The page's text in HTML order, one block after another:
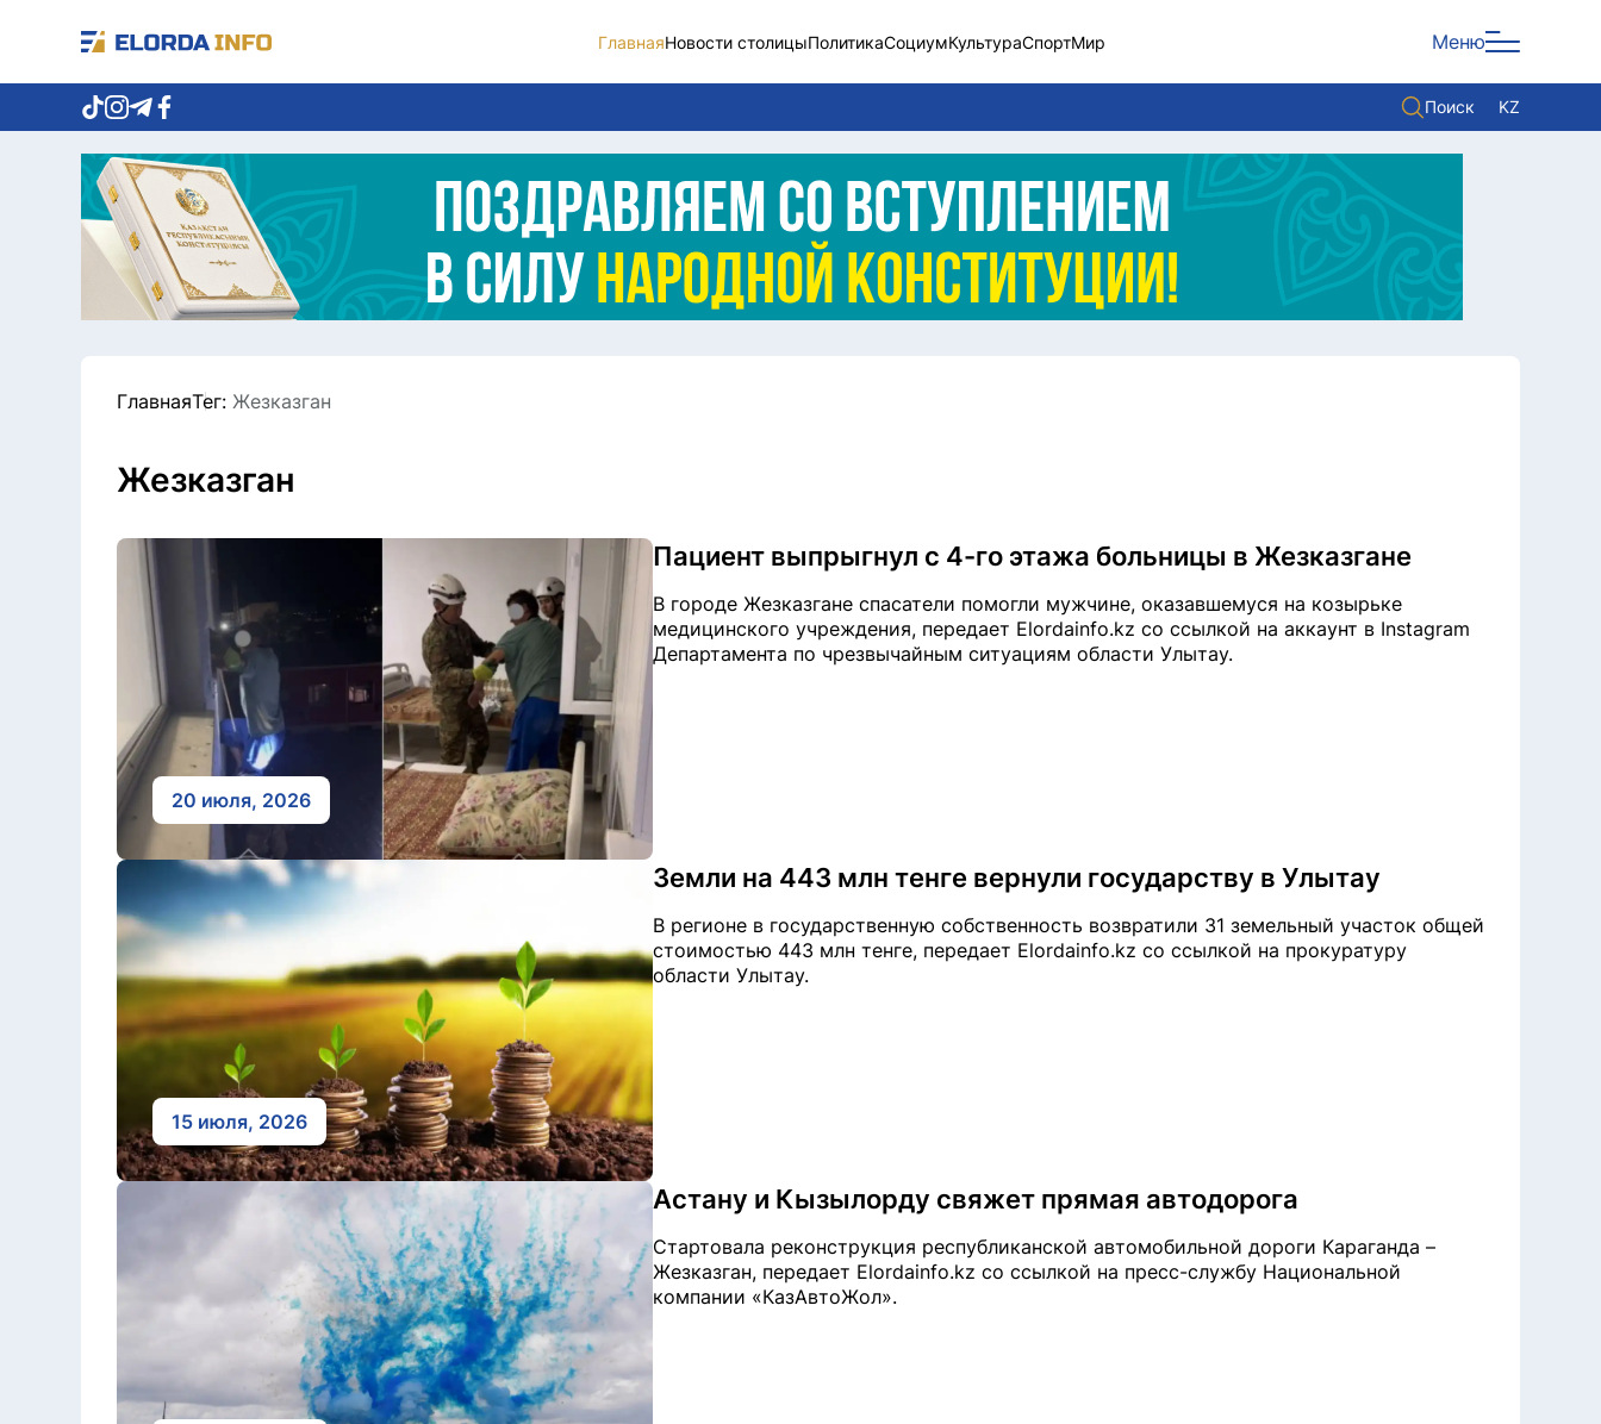
ГлавнаяНовости столицыПолитикаСоциумКультураСпортМир Меню
Поиск KZ
Новости столицы
Политика
Социум
Экономика
Спорт
Культура
ГлавнаяТег: Жезказган
Жезказган
20 июля, 2026
Пациент выпрыгнул с 4-го этажа больницы в Жезказгане
В городе Жезказгане спасатели помогли мужчине, оказавшемуся на козырьке
медицинского учреждения, передает Elordainfo.kz со ссылкой на аккаунт в Instagram
Департамента по чрезвычайным ситуациям области Улытау.
15 июля, 2026
Земли на 443 млн тенге вернули государству в Улытау
В регионе в государственную собственность возвратили 31 земельный участок общей
стоимостью 443 млн тенге, передает Elordainfo.kz со ссылкой на прокуратуру
области Улытау.
Астану и Кызылорду свяжет прямая автодорога
Стартовала реконструкция республиканской автомобильной дороги Караганда –
Жезказган, передает Elordainfo.kz со ссылкой на пресс-службу Национальной
компании «КазАвтоЖол».